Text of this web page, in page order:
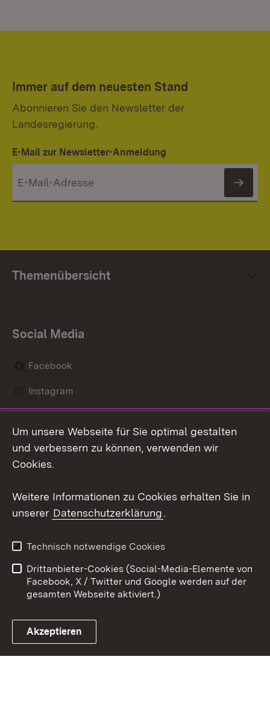
Immer auf dem neuesten Stand
Abonnieren Sie den Newsletter der
Landesregierung.
E-Mail zur Newsletter-Anmeldung
Themenübersicht
Social Media
Facebook
Instagram
Mastodon
Youtube
Link zum Landesportal
Kontakt
Datenschutz
Barrierefreiheit
Impressum Cookies
Um unsere Webseite für Sie optimal gestalten
und verbessern zu können, verwenden wir
Cookies.
Weitere Informationen zu Cookies erhalten Sie in
unserer Datenschutzerklärung.
Technisch notwendige Cookies
Drittanbieter-Cookies (Social-Media-Elemente von
Facebook, X / Twitter und Google werden auf der
gesamten Webseite aktiviert.)
Akzeptieren